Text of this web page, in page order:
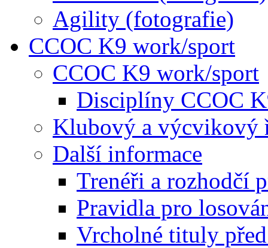
Agility (fotografie)
CCOC K9 work/sport
CCOC K9 work/sport
Disciplíny CCOC
Klubový a výcvikový
Další informace
Trenéři a rozhodčí
Pravidla pro
Vrcholné tituly